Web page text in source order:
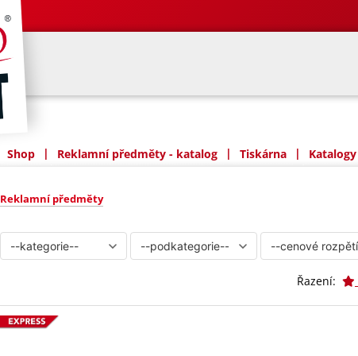
Shop | Reklamní předměty - katalog | Tiskárna | Katalogy
Reklamní předměty
Řazení: